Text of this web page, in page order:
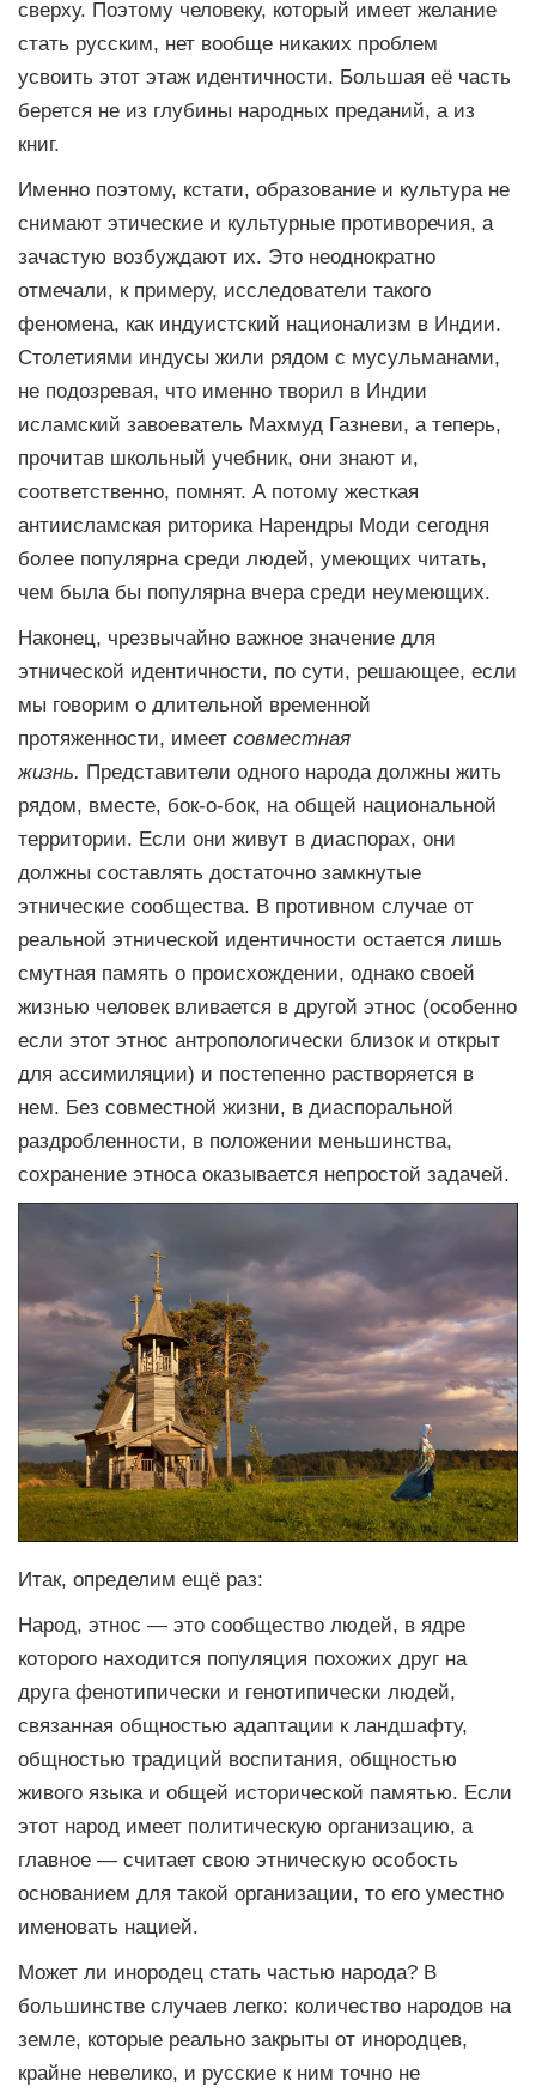
сверху. Поэтому человеку, который имеет желание
стать русским, нет вообще никаких проблем
усвоить этот этаж идентичности. Большая её часть
берется не из глубины народных преданий, а из
книг.
Именно поэтому, кстати, образование и культура не
снимают этические и культурные противоречия, а
зачастую возбуждают их. Это неоднократно
отмечали, к примеру, исследователи такого
феномена, как индуистский национализм в Индии.
Столетиями индусы жили рядом с мусульманами,
не подозревая, что именно творил в Индии
исламский завоеватель Махмуд Газневи, а теперь,
прочитав школьный учебник, они знают и,
соответственно, помнят. А потому жесткая
антиисламская риторика Нарендры Моди сегодня
более популярна среди людей, умеющих читать,
чем была бы популярна вчера среди неумеющих.
Наконец, чрезвычайно важное значение для
этнической идентичности, по сути, решающее, если
мы говорим о длительной временной
протяженности, имеет совместная
жизнь. Представители одного народа должны жить
рядом, вместе, бок-о-бок, на общей национальной
территории. Если они живут в диаспорах, они
должны составлять достаточно замкнутые
этнические сообщества. В противном случае от
реальной этнической идентичности остается лишь
смутная память о происхождении, однако своей
жизнью человек вливается в другой этнос (особенно
если этот этнос антропологически близок и открыт
для ассимиляции) и постепенно растворяется в
нем. Без совместной жизни, в диаспоральной
раздробленности, в положении меньшинства,
сохранение этноса оказывается непростой задачей.
Итак, определим ещё раз:
Народ, этнос — это сообщество людей, в ядре
которого находится популяция похожих друг на
друга фенотипически и генотипически людей,
связанная общностью адаптации к ландшафту,
общностью традиций воспитания, общностью
живого языка и общей исторической памятью. Если
этот народ имеет политическую организацию, а
главное — считает свою этническую особость
основанием для такой организации, то его уместно
именовать нацией.
Может ли инородец стать частью народа? В
большинстве случаев легко: количество народов на
земле, которые реально закрыты от инородцев,
крайне невелико, и русские к ним точно не